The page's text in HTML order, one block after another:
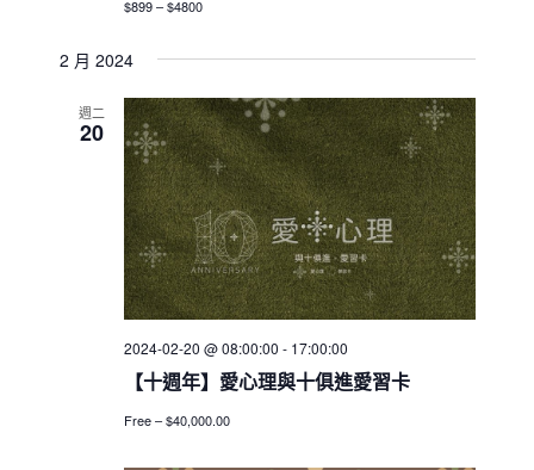
$899 – $4800
2 月 2024
週二
20
【十週年】愛心理與十俱進愛習卡
2024-02-20 @ 08:00:00 - 17:00:00
Free – $40,000.00